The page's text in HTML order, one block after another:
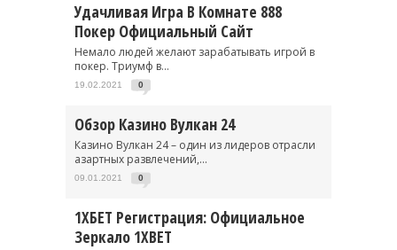
Удачливая Игра В Комнате 888
Покер Официальный Сайт
Немало людей желают зарабатывать игрой в
покер. Триумф в...
19.02.2021 0
Обзор Казино Вулкан 24
Казино Вулкан 24 – один из лидеров отрасли
азартных развлечений,...
09.01.2021 0
1ХБЕТ Регистрация: Официальное
Зеркало 1XBET